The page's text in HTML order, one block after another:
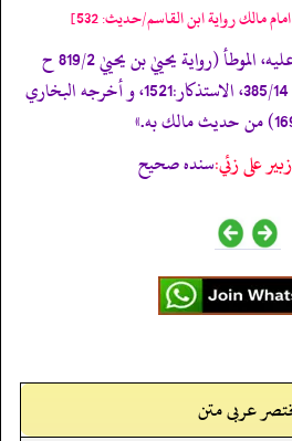
مالك رواية ابن القاسم/حدیث: 532]
«245- متفق عليه، الموطأ (رواية يحييٰ بن يحييٰ 819/2 ح
1592، ك 41 ب 1 ح 1) التمهيد 385/14، الاستذكار:1521، و أخرجه البخاري
على زئي:سنده صحيح
عربی متن